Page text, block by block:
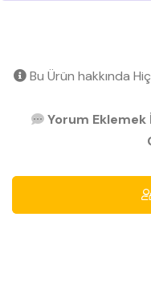
Bu Ürün hakkında
Yorum Eklemek